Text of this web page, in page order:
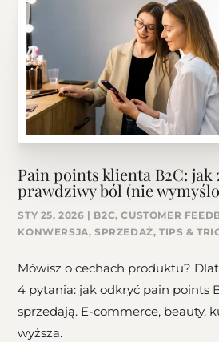
Pain points klienta B2C: jak
prawdziwy ból (nie
STY 25, 2026 | B2C,CUSTOMER
KONWERSJA,SPRZEDAŻ,TIPS &
Mówisz o cechach produktu?
4 pytania: jak odkryć pain points
sprzedają. E-commerce, beauty,
wyższa.